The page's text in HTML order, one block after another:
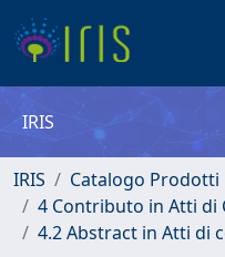
IRIS
IRIS
Catalogo Prodotti
4 Contributo in Atti di
4.2 Abstract in Atti di